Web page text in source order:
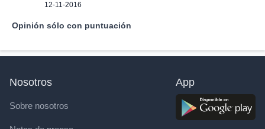
12-11-2016
Opinión sólo con puntuación
Nosotros
Sobre nosotros
App